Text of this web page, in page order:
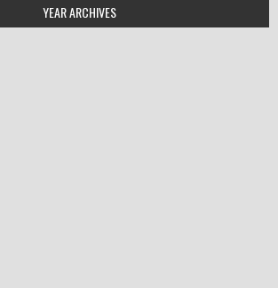
YEAR ARCHIVES